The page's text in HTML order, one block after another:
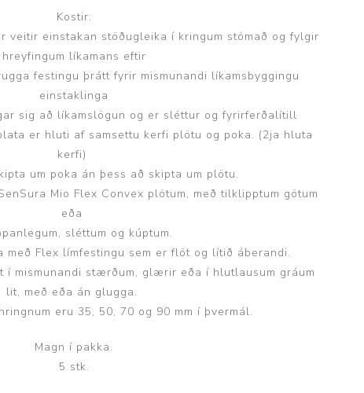
Kostir:
veitir einstakan stöðugleika í kringum stómað og fylgir
hreyfingum líkamans eftir
festingu þrátt fyrir mismunandi líkamsbyggingu
einstaklinga
sig að líkamslögun og er sléttur og fyrirferðalítill
er hluti af samsettu kerfi plötu og poka. (2ja hluta
kerfi)
um poka án þess að skipta um plötu.
Mio Flex Convex plötum, með tilklipptum götum
eða
sléttum og kúptum.
með Flex límfestingu sem er flöt og lítið áberandi.
í mismunandi stærðum, glærir eða í hlutlausum gráum
lit, með eða án glugga.
eru 35, 50, 70 og 90 mm í þvermál.
Magn í pakka.
5 stk.